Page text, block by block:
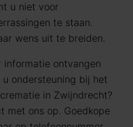
u niet voor
te staan.
wens uit te breiden.
ontvangen
ondersteuning bij het
in Zwijndrecht?
met ons op. Goedkope